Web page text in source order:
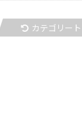
カテゴリー